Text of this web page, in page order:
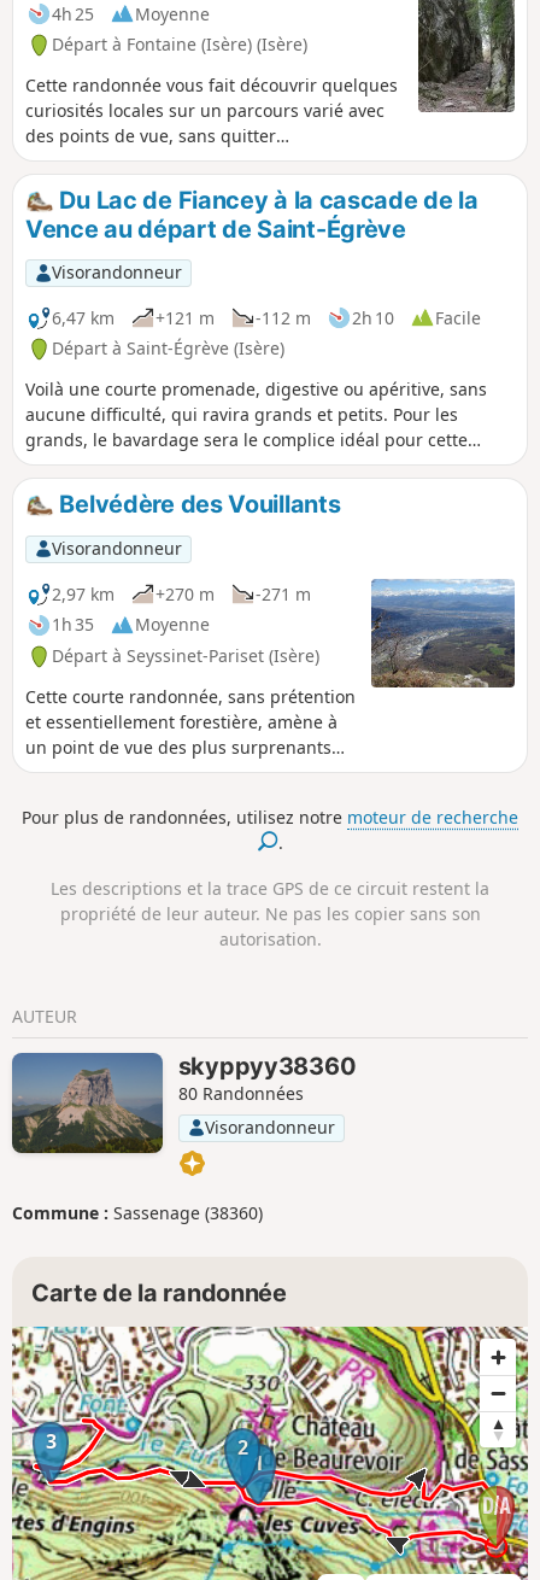
4h 25
Moyenne
Départ à Fontaine (Isère) (Isère)
Cette randonnée vous fait découvrir quelques
curiosités locales sur un parcours varié avec
des points de vue, sans quitter
l'agglomération grenobloise, le départ étant
au pied du terminus du tramway Ligne A " La
Poya". Les passages variés par Les Vouillants
sont décrits dans une autre randonnée sous
Visorando et peuvent être intégrés en plus
pour les bons marcheurs.
Du Lac de Fiancey à la cascade de la
Vence au départ de Saint-Égrève
Visorandonneur
6,47 km
+121 m -112 m 2h 10
Facile
Départ à Saint-Égrève (Isère)
Voilà une courte promenade, digestive ou apéritive, sans
aucune difficulté, qui ravira grands et petits. Pour les
grands, le bavardage sera le complice idéal pour cette
balade, les petits, quant à eux, pourront jeter des pierres
dans la Vence ou faire quelques ricochets.
Belvédère des Vouillants
Visorandonneur
2,97 km
+270 m
-271 m
1h 35
Moyenne
Départ à Seyssinet-Pariset (Isère)
Cette courte randonnée, sans prétention
et essentiellement forestière, amène à
un point de vue des plus surprenants
sur le Bois des Vouillants, la cuvette
alentours. 20/07/2023 Message de la
modération : Le point de départ de la
un passage sur propriété privée.
Pour plus de randonnées, utilisez notre moteur de recherche
.
Les descriptions et la trace GPS de ce circuit restent la
propriété de leur auteur. Ne pas les copier sans son
autorisation.
AUTEUR
skyppyy38360
80 Randonnées
Visorandonneur
Commune : Sassenage (38360)
Carte de la randonnée
1
2
3